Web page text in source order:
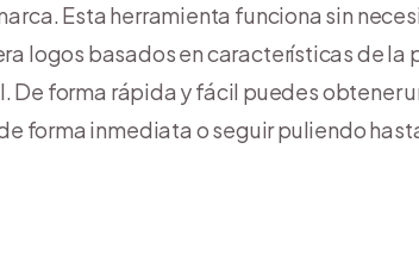
Esta herramienta funciona sin
logos basados en características de la
forma rápida y fácil puedes obtener
forma inmediata o seguir puliendo